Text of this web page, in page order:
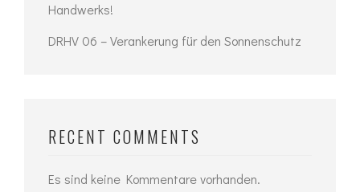
Handwerks!
DRHV 06 – Verankerung für den Sonnenschutz
RECENT COMMENTS
Es sind keine Kommentare vorhanden.